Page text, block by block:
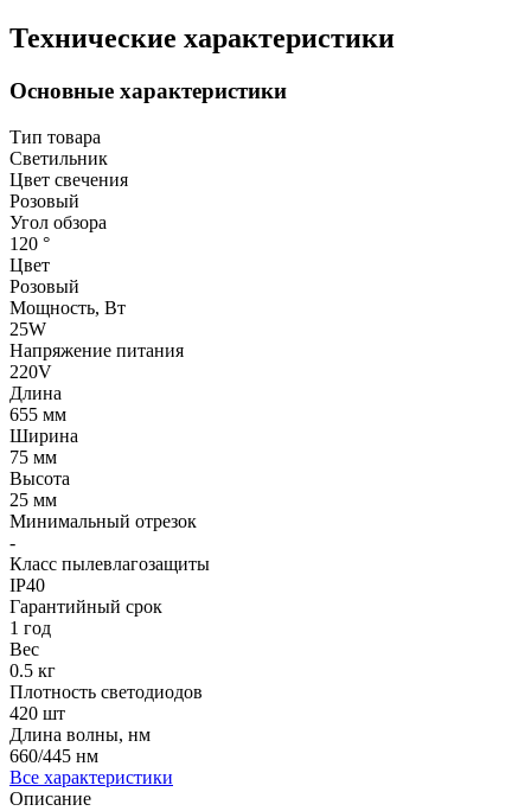
Технические характеристики
Основные характеристики
Тип товара
Светильник
Цвет свечения
Розовый
Угол обзора
120 °
Цвет
Розовый
Мощность, Вт
25W
Напряжение питания
220V
Длина
655 мм
Ширина
75 мм
Высота
25 мм
Минимальный отрезок
-
Класс пылевлагозащиты
IP40
Гарантийный срок
1 год
Вес
0.5 кг
Плотность светодиодов
420 шт
Длина волны, нм
660/445 нм
Все характеристики
Описание